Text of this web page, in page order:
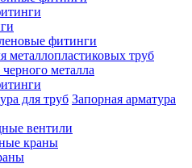
фитинги
металлопластиковых труб
металла
Запорная арматура
вентили
краны